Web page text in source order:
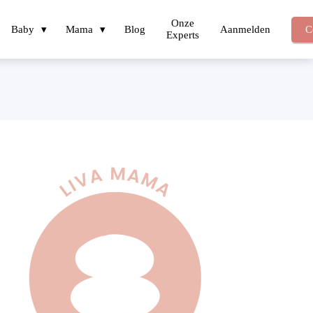
Baby Mama Blog
Onze
Experts
Aanmelden